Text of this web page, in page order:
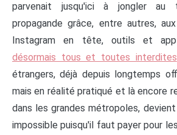
parvenait jusqu'ici à jongler
propagande grâce, entre autres,
Instagram en tête, outils et
désormais tous et toutes interdites
étrangers, déjà depuis longtemps
mais en réalité pratiqué et là encore
dans les grandes métropoles,
impossible puisqu'il faut payer pour